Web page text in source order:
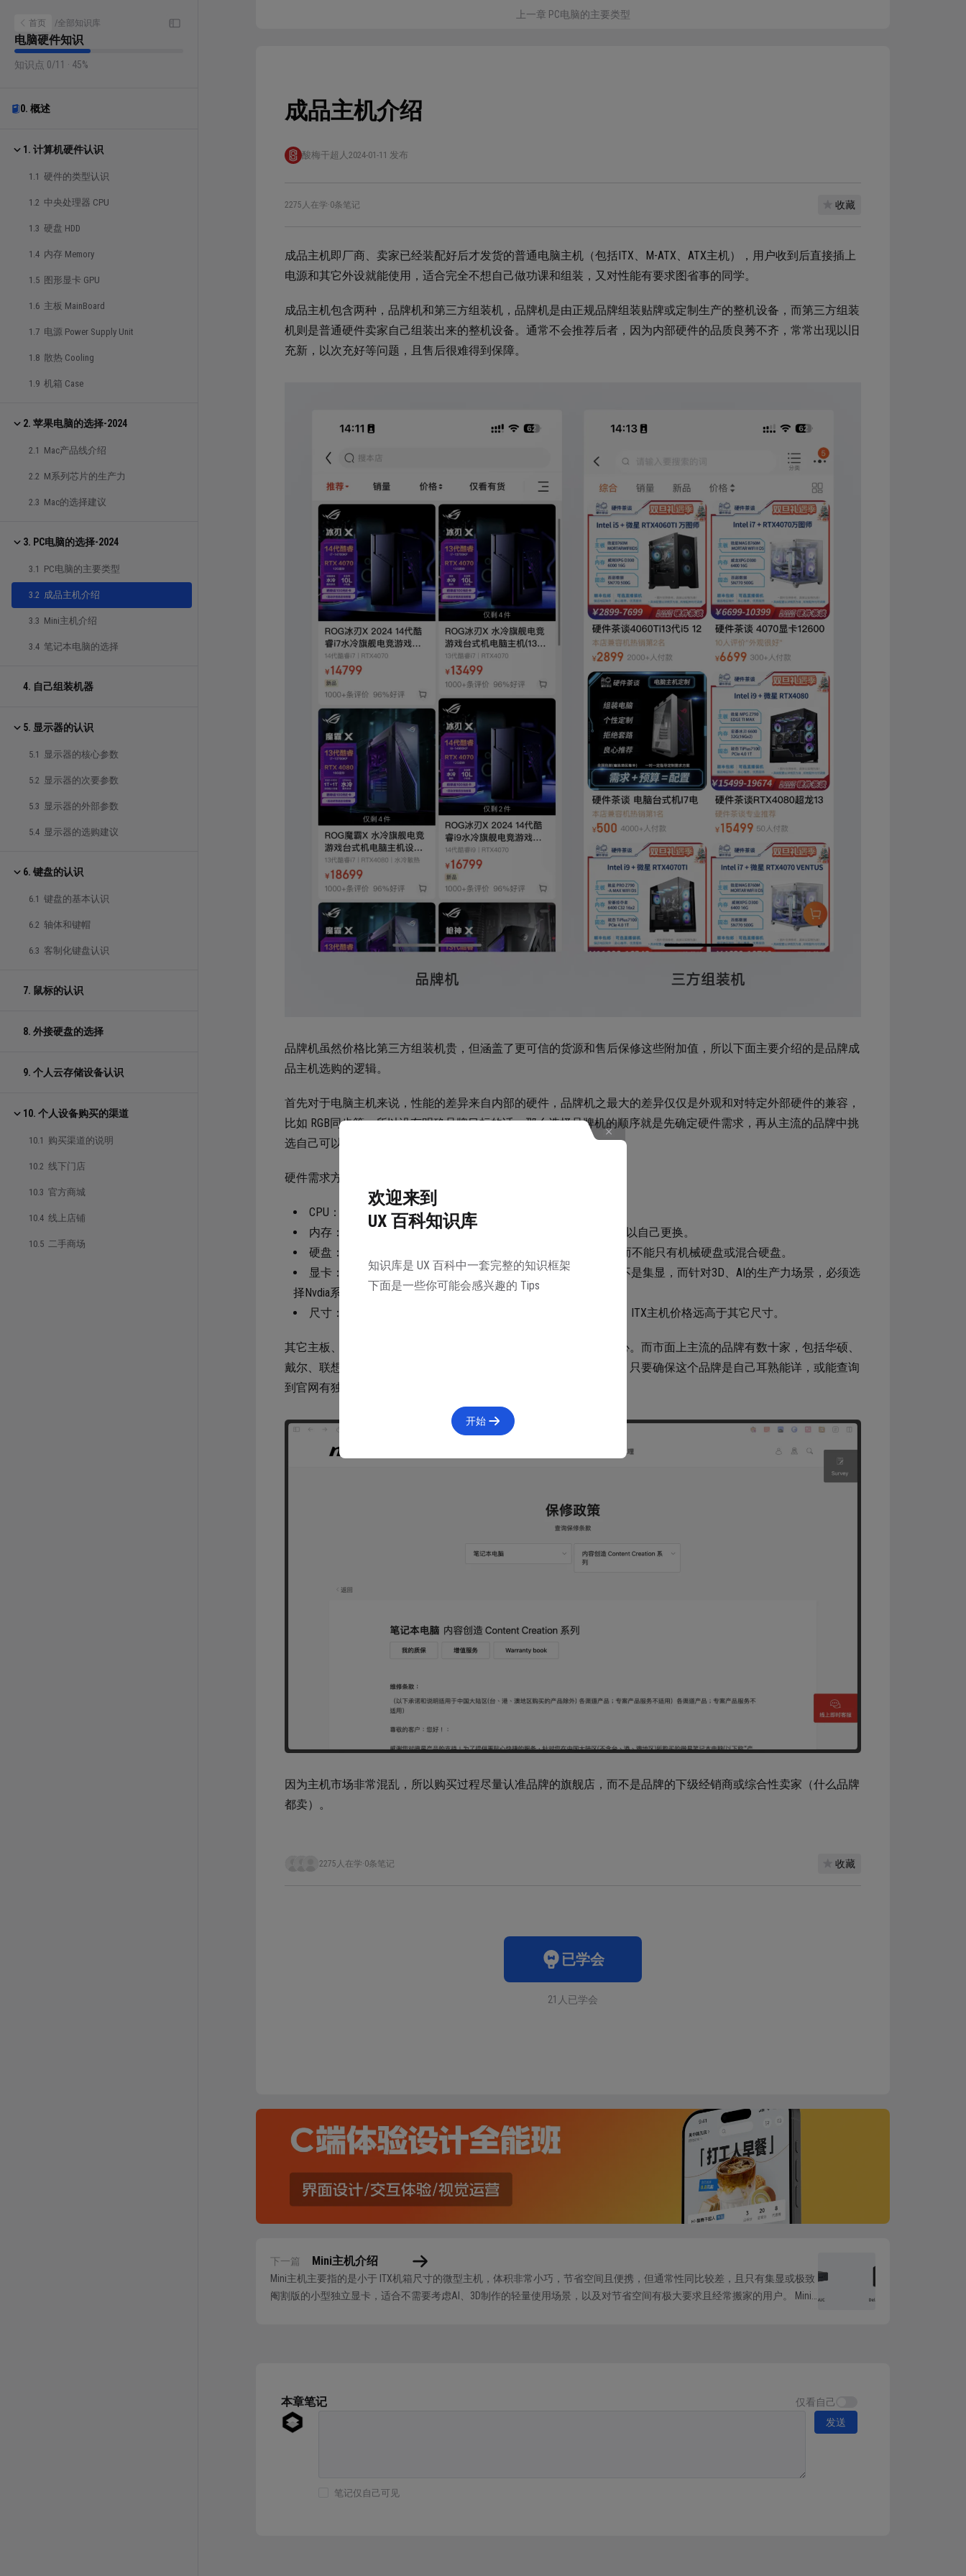
首页 /全部知识库
电脑硬件知识
知识点 0/11 · 45%
0. 概述
1. 计算机硬件认识
1.1 硬件的类型认识
1.2 中央处理器 CPU
1.3 硬盘 HDD
1.4 内存 Memory
1.5 图形显卡 GPU
1.6 主板 MainBoard
1.7 电源 Power Supply Unit
1.8 散热 Cooling
1.9 机箱 Case
2. 苹果电脑的选择-2024
2.1 Mac产品线介绍
2.2 M系列芯片的生产力
2.3 Mac的选择建议
3. PC电脑的选择-2024
3.1 PC电脑的主要类型
3.2 成品主机介绍
3.3 Mini主机介绍
3.4 笔记本电脑的选择
4. 自己组装机器
5. 显示器的认识
5.1 显示器的核心参数
5.2 显示器的次要参数
5.3 显示器的外部参数
5.4 显示器的选购建议
6. 键盘的认识
6.1 键盘的基本认识
6.2 轴体和键帽
6.3 客制化键盘认识
7. 鼠标的认识
8. 外接硬盘的选择
9. 个人云存储设备认识
10. 个人设备购买的渠道
10.1 购买渠道的说明
10.2 线下门店
10.3 官方商城
10.4 线上店铺
10.5 二手商场
上一章 PC电脑的主要类型
成品主机介绍
酸梅干超人 2024-01-11 发布
2275人在学·0条笔记 收藏
成品主机即厂商、卖家已经装配好后才发货的普通电脑主机（包括ITX、M-ATX、ATX主机），用户收到后直接插上
电源和其它外设就能使用，适合完全不想自己做功课和组装，又对性能有要求图省事的同学。
成品主机包含两种，品牌机和第三方组装机，品牌机是由正规品牌组装贴牌或定制生产的整机设备，而第三方组装
机则是普通硬件卖家自己组装出来的整机设备。通常不会推荐后者，因为内部硬件的品质良莠不齐，常常出现以旧
充新，以次充好等问题，且售后很难得到保障。
品牌机虽然价格比第三方组装机贵，但涵盖了更可信的货源和售后保修这些附加值，所以下面主要介绍的是品牌成
品主机选购的逻辑。
首先对于电脑主机来说，性能的差异来自内部的硬件，品牌机之最大的差异仅仅是外观和对特定外部硬件的兼容，
比如 RGB同步等。所以没有明确品牌目标的话，那么选择品牌机的顺序就是先确定硬件需求，再从主流的品牌中挑
选自己可以接受价格范围内最喜欢的外形。
硬件需求方面，关注的要素主要是下面这几个：
CPU：建议选择 Intel最新的酷睿14代处理器，不低于i5的14600。
内存：不低于32G即可，内存是最好升级的硬件，后面不够用可以自己更换。
硬盘：根据自己预算选择，但要包含不低于512G的固态硬盘，而不能只有机械硬盘或混合硬盘。
显卡：即然选择体积较大的普通主机就必然要搭配独立显卡而不是集显，而针对3D、AI的生产力场景，必须选
择Nvdia系列的显卡，建议不低于4070。
尺寸：确保机箱的尺寸符合你放置的空间，但并不是越小越好，ITX主机价格远高于其它尺寸。
其它主板、电源、散热等硬件品牌厂商都会帮你考虑好所以无需操心。而市面上主流的品牌有数十家，包括华硕、
戴尔、联想、惠普、微星、技嘉、神舟、外星人等等，不一一罗列，只要确保这个品牌是自己耳熟能详，或能查询
到官网有独立的售后页面即可。
因为主机市场非常混乱，所以购买过程尽量认准品牌的旗舰店，而不是品牌的下级经销商或综合性卖家（什么品牌
都卖）。
2275人在学·0条笔记 收藏
已学会
21人已学会
下一篇 Mini主机介绍
Mini主机主要指的是小于 ITX机箱尺寸的微型主机，体积非常小巧，节省空间且便携，但通常性同比较差，且只有集显或极致
阉割版的小型独立显卡，适合不需要考虑AI、3D制作的轻量使用场景，以及对节省空间有极大要求且经常搬家的用户。 Mini
本章笔记 仅看自己
笔记仅自己可见
发送
欢迎来到
UX 百科知识库
知识库是 UX 百科中一套完整的知识框架
下面是一些你可能会感兴趣的 Tips
开始